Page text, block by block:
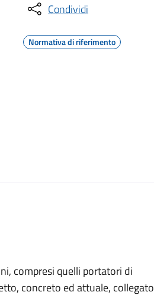
Condividi
Normativa di riferimento
compresi quelli portatori di
concreto ed attuale, collegato